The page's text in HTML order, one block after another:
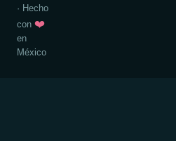
· Hecho
con ❤️
en
México